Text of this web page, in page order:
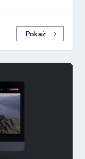
Pokaż